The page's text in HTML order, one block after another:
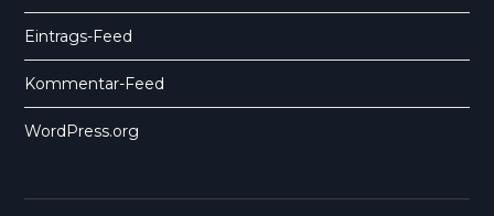
Eintrags-Feed
Kommentar-Feed
WordPress.org